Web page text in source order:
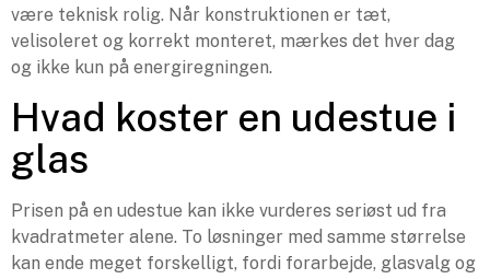
være teknisk rolig. Når konstruktionen er tæt,
velisoleret og korrekt monteret, mærkes det hver dag
og ikke kun på energiregningen.
Hvad koster en udestue i
glas
Prisen på en udestue kan ikke vurderes seriøst ud fra
kvadratmeter alene. To løsninger med samme størrelse
kan ende meget forskelligt, fordi forarbejde, glasvalg og